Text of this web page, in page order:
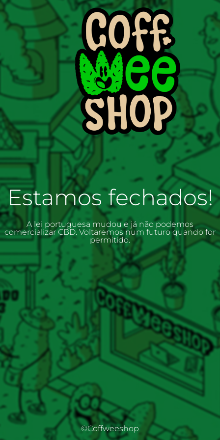
Estamos fechados!
A lei portuguesa mudou e já não podemos
comercializar CBD. Voltaremos num futuro quando for
permitido.
©Coffweeshop